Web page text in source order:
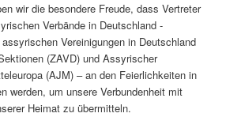
wir die besondere Freude, dass Vertreter
Verbände in Deutschland -
Vereinigungen in Deutschland
(ZAVD) und Assyrischer
(AJM) – an den Feierlichkeiten in
werden, um unsere Verbundenheit mit
Heimat zu übermitteln.